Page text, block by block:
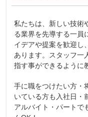
私たちは、新しい技術
る業界を先導する一員
イデアや提案を歓迎し
あります。スタッフ一
指す事ができるように
手に職をつけたい方・
いている方も入社日・
アルバイト・パートで